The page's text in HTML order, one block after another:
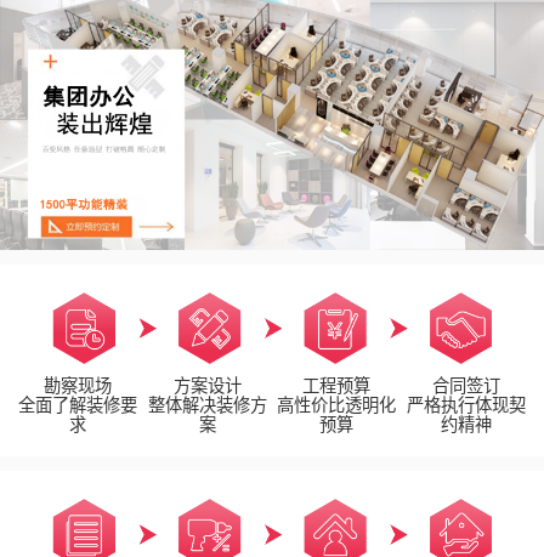
勘察现场
全面了解装修要
求
方案设计
整体解决装修方
案
工程预算
高性价比透明化
预算
合同签订
严格执行体现契
约精神